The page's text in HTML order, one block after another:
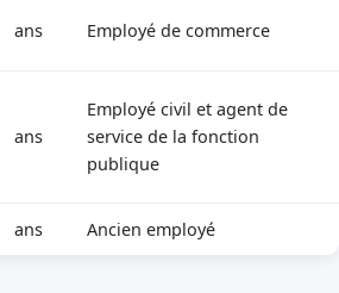
ans Employé de commerce
ans
Employé civil et agent de
service de la fonction
publique
ans Ancien employé